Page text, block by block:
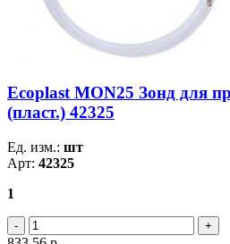
Ecoplast MON25 Зонд для
(пласт.) 42325
Ед. изм.: шт
Арт: 42325
1